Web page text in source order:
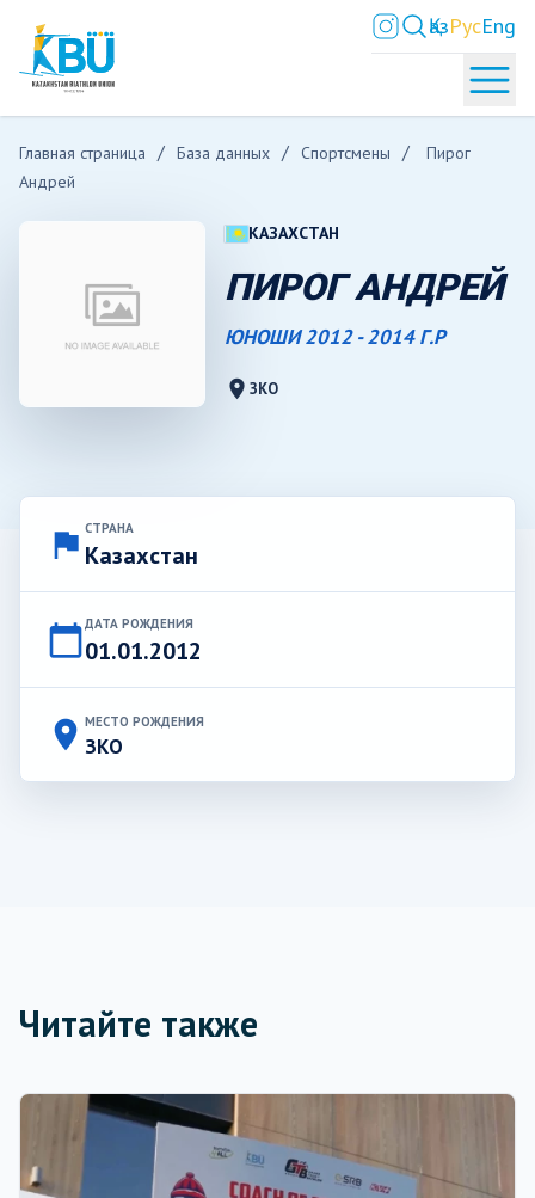
ҚазРусEng
Главная страница База данных Спортсмены
Пирог
Андрей
КАЗАХСТАН
ПИРОГ АНДРЕЙ
ЮНОШИ 2012 - 2014 Г.Р
location_on ЗКО
flag СТРАНА
Казахстан
calendar_todayДАТА РОЖДЕНИЯ
01.01.2012
place МЕСТО РОЖДЕНИЯ
ЗКО
Читайте также